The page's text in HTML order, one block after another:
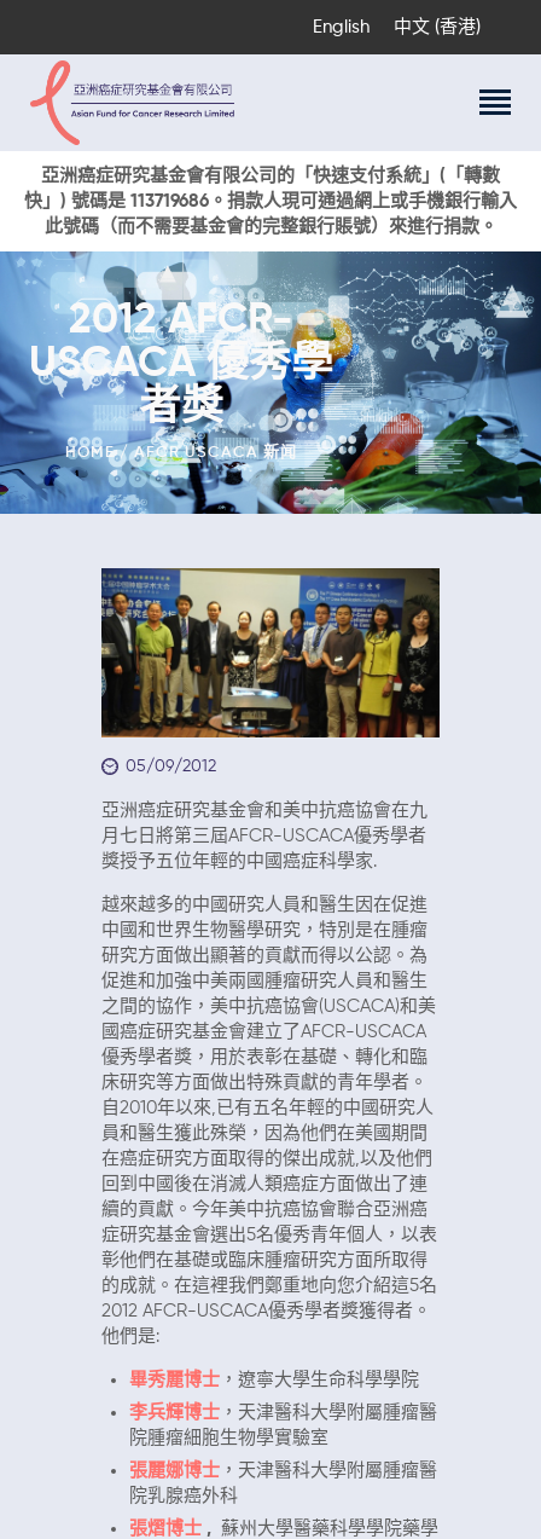
English 中文 (香港)
亞洲癌症研究基金會有限公司的「快速支付系統」(「轉數
快」) 號碼是 113719686。捐款人現可通過網上或手機銀行輸入
此號碼（而不需要基金會的完整銀行賬號）來進行捐款。
2012 AFCR-
USCACA 優秀學
者獎
HOME AFCR USCACA 新闻
關於我們
科研項目
活動與獎項
新聞
捐款支持
現在捐贈
05/09/2012
亞洲癌症研究基金會和美中抗癌協會在九
月七日將第三屆AFCR-USCACA優秀學者
獎授予五位年輕的中國癌症科學家.
越來越多的中國研究人員和醫生因在促進
中國和世界生物醫學研究，特別是在腫瘤
研究方面做出顯著的貢獻而得以公認。為
促進和加強中美兩國腫瘤研究人員和醫生
之間的協作，美中抗癌協會(USCACA)和美
國癌症研究基金會建立了AFCR-USCACA
優秀學者獎，用於表彰在基礎、轉化和臨
床研究等方面做出特殊貢獻的青年學者。
自2010年以來,已有五名年輕的中國研究人
員和醫生獲此殊榮，因為他們在美國期間
在癌症研究方面取得的傑出成​​就,以及他們
回到中國後在消滅人類癌症方面做出了連
續的貢獻。今年美中抗癌協會聯合亞洲癌
症研究基金會選出5名優秀青年個人，以表
彰他們在基礎或臨床腫瘤研究方面所取得
的成就。在這裡我們鄭重地向您介紹這5名
2012 AFCR-USCACA優秀學者獎獲得者。
他們是:
畢秀麗博士，遼寧大學生命科學學院
李兵輝博士，天津醫科大學附屬腫瘤醫
院腫瘤細胞生物學實驗室
張麗娜博士，天津醫科大學附屬腫瘤醫
院乳腺癌外科
張熠博士, 蘇州大學醫藥科學學院藥學